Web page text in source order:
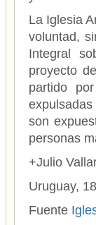
La Iglesia
voluntad,
Integral
proyecto
partido
son
personas
+Julio
Uruguay,
Fuente